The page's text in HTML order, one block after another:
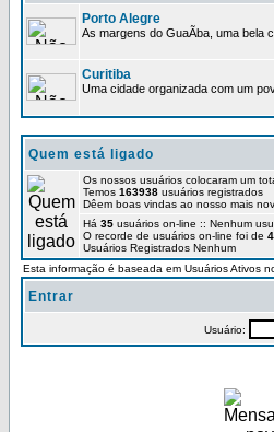
Porto Alegre
As margens do GuaÃ­ba, uma bela
Curitiba
Uma cidade organizada com um
Quem está ligado
Os nossos usuários colocaram um
Temos 163938 usuários registrados
Dêem boas vindas ao nosso mais
Há 35 usuários on-line :: Nenhum
O recorde de usuários on-line foi de
Usuários Registrados Nenhum
Esta informação é baseada em Usuários Ativos
Entrar
Usuário: